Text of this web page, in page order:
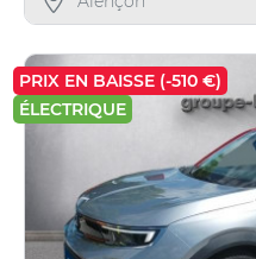
PRIX EN BAISSE (-510 €)
ÉLECTRIQUE